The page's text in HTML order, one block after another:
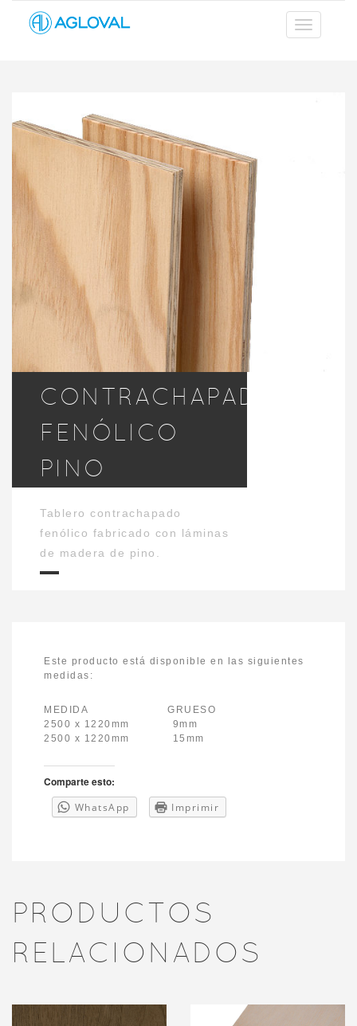
CONTRACHAPADO
FENÓLICO
PINO
Tablero contrachapado
fenólico fabricado con láminas
de madera de pino.
Este producto está disponible en las siguientes
medidas:
MEDIDA GRUESO
2500 x 1220mm 9mm
2500 x 1220mm 15mm
Comparte esto:
WhatsApp Imprimir
PRODUCTOS
RELACIONADOS